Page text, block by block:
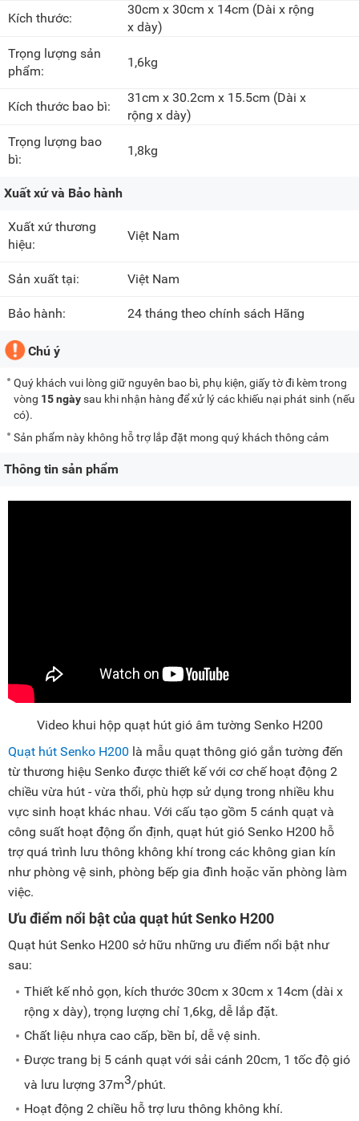
Kích thước:
30cm x 30cm x 14cm (Dài x rộng
x dày)
Trọng lượng sản
phẩm:
1,6kg
Kích thước bao bì:
31cm x 30.2cm x 15.5cm (Dài x
rộng x dày)
Trọng lượng bao
bì:
1,8kg
Xuất xứ và Bảo hành
Xuất xứ thương
hiệu:
Việt Nam
Sản xuất tại: Việt Nam
Bảo hành: 24 tháng theo chính sách Hãng
Chú ý
Quý khách vui lòng giữ nguyên bao bì, phụ kiện, giấy tờ đi kèm trong
vòng 15 ngàysau khi nhận hàng để xử lý các khiếu nại phát sinh (nếu
có).
Sản phẩm này không hỗ trợ lắp đặt mong quý khách thông cảm
Thông tin sản phẩm
Video khui hộp quạt hút gió âm tường Senko H200
Quạt hút Senko H200 là mẫu quạt thông gió gắn tường đến
từ thương hiệu Senko được thiết kế với cơ chế hoạt động 2
chiều vừa hút - vừa thổi, phù hợp sử dụng trong nhiều khu
vực sinh hoạt khác nhau. Với cấu tạo gồm 5 cánh quạt và
công suất hoạt động ổn định, quạt hút gió Senko H200 hỗ
trợ quá trình lưu thông không khí trong các không gian kín
như phòng vệ sinh, phòng bếp gia đình hoặc văn phòng làm
việc.
Ưu điểm nổi bật của quạt hút Senko H200
Quạt hút Senko H200 sở hữu những ưu điểm nổi bật như
sau:
Thiết kế nhỏ gọn, kích thước 30cm x 30cm x 14cm (dài x
rộng x dày), trọng lượng chỉ 1,6kg, dễ lắp đặt.
Chất liệu nhựa cao cấp, bền bỉ, dễ vệ sinh.
Được trang bị 5 cánh quạt với sải cánh 20cm, 1 tốc độ gió
và lưu lượng 37m3/phút.
Hoạt động 2 chiều hỗ trợ lưu thông không khí.